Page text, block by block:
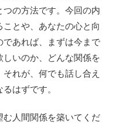
の方法です。今回の内
とや、あなたの心と向
であれば、まずは今まで
いのか、どんな関係を
れが、何でも話し合え
はずです。
人間関係を築いてくだ